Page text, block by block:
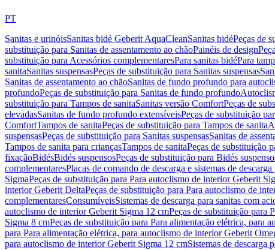
PT
Sanitas e urinóisSanitas bidé Geberit AquaCleanSanitas bidéPeças de
substituição para Sanitas de assentamento ao chãoPainéis de design
substituição para Acessórios complementaresPara sanitas bidéPara
sanitaSanitas suspensasPeças de substituição para Sanitas suspensas
Sanitas de assentamento ao chãoSanitas de fundo profundo para
profundoPeças de substituição para Sanitas de fundo profundo
substituição para Tampos de sanitaSanitas versão ComfortPeças de
elevadasSanitas de fundo profundo extensíveisPeças de substituição
ComfortTampos de sanitaPeças de substituição para Tampos de sanita
suspensasPeças de substituição para Sanitas suspensasSanitas de
Tampos de sanita para criançasTampos de sanitaPeças de substituição
fixaçãoBidésBidés suspensosPeças de substituição para Bidés
complementaresPlacas de comando de descarga e sistemas de descarga
SigmaPeças de substituição para Para autoclismo de interior Geberit
interior Geberit DeltaPeças de substituição para Para autoclismo de
complementaresConsumíveisSistemas de descarga para sanitas com
autoclismo de interior Geberit Sigma 12 cmPeças de substituição para
Sigma 8 cmPeças de substituição para Para alimentação elétrica, para
para Para alimentação elétrica, para autoclismo de interior Geberit
para autoclismo de interior Geberit Sigma 12 cmSistemas de descarga